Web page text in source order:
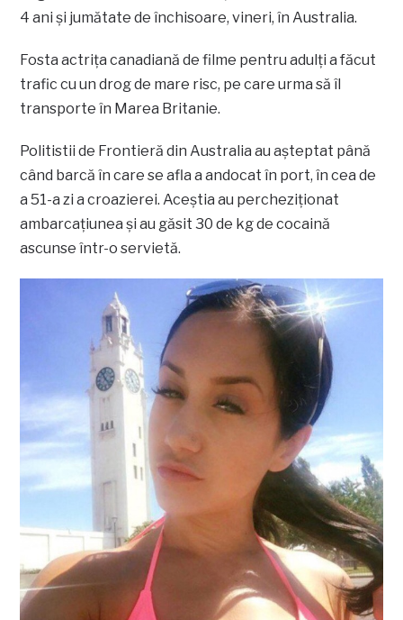
4 ani și jumătate de închisoare, vineri, în Australia.
Fosta actrița canadiană de filme pentru adulți a făcut
trafic cu un drog de mare risc, pe care urma să îl
transporte în Marea Britanie.
Politistii de Frontieră din Australia au așteptat până
când barcă în care se afla a andocat în port, în cea de
a 51-a zi a croazierei. Aceștia au percheziționat
ambarcațiunea și au găsit 30 de kg de cocaină
ascunse într-o servietă.